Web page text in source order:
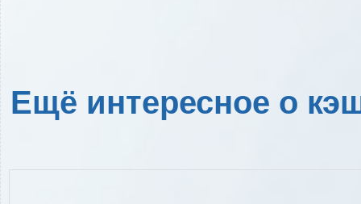
Ещё интересное о